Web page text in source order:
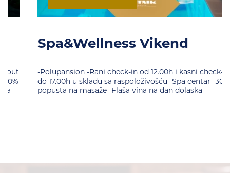
Spa&Wellness Vikend
-Polupansion -Rani check-in od 12.00h i kasni check-out
do 17.00h u skladu sa raspoloživošću -Spa centar -30%
popusta na masaže -Flaša vina na dan dolaska